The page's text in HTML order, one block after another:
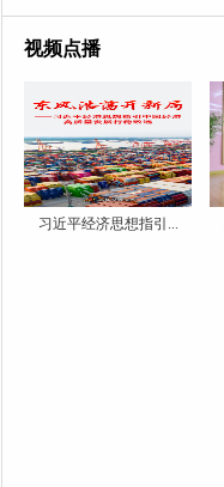
视频点播
习近平经济思想指引...